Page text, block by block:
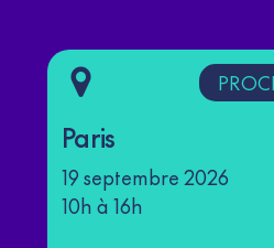
Paris
19 septembre 2026
10h à 16h